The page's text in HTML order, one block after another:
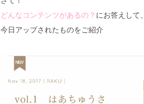
どんなコンテンツがあるの？ にお答えして、
今日アップされたものをご紹介